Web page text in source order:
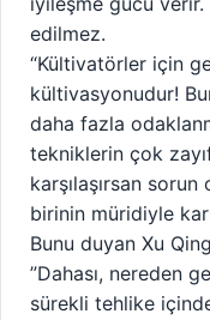
edilmez.
“Kültivatörler için
kültivasyonudur!
daha fazla
tekniklerin çok
karşılaşırsan
birinin müridiyle
Bunu duyan Xu Qing
”Dahası, nereden
sürekli tehlike